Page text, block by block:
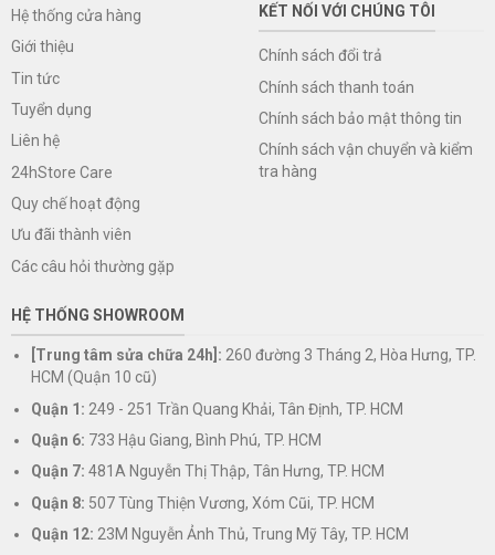
Hệ thống cửa hàng
Giới thiệu
Tin tức
Tuyển dụng
Liên hệ
24hStore Care
Quy chế hoạt động
Ưu đãi thành viên
Các câu hỏi thường gặp
KẾT NỐI VỚI CHÚNG TÔI
Chính sách đổi trả
Chính sách thanh toán
Chính sách bảo mật thông tin
Chính sách vận chuyển và kiểm
tra hàng
HỆ THỐNG SHOWROOM
[Trung tâm sửa chữa 24h]: 260 đường 3 Tháng 2, Hòa Hưng, TP.
HCM (Quận 10 cũ)
Quận 1: 249 - 251 Trần Quang Khải, Tân Định, TP. HCM
Quận 6: 733 Hậu Giang, Bình Phú, TP. HCM
Quận 7: 481A Nguyễn Thị Thập, Tân Hưng, TP. HCM
Quận 8: 507 Tùng Thiện Vương, Xóm Cũi, TP. HCM
Quận 12: 23M Nguyễn Ảnh Thủ, Trung Mỹ Tây, TP. HCM